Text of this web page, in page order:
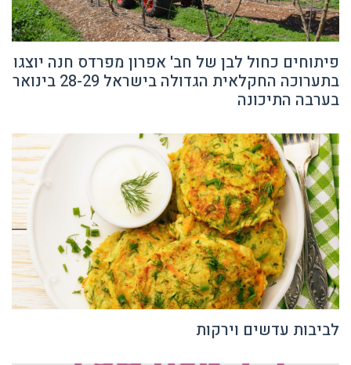
פיתוחים כחול לבן של חב' אפרון מפרדס חנה יוצגו
בתערוכה החקלאית הגדולה בישראל 28-29 בינואר
בערבה התיכונה
לביבות עדשים וירקות